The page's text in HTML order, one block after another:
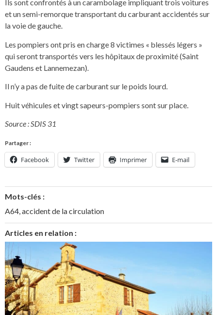
Ils sont confrontés à un carambolage impliquant trois voitures
et un semi-remorque transportant du carburant accidentés sur
la voie de gauche.
Les pompiers ont pris en charge 8 victimes « blessés légers »
qui seront transportés vers les hôpitaux de proximité (Saint
Gaudens et Lannemezan).
Il n’y a pas de fuite de carburant sur le poids lourd.
Huit véhicules et vingt sapeurs-pompiers sont sur place.
Source : SDIS 31
Partager :
Facebook Twitter Imprimer E-mail
Mots-clés :
A64,accident de la circulation
Articles en relation :